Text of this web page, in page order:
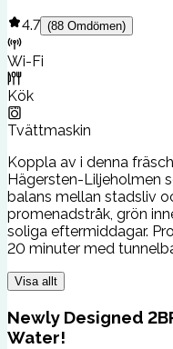
4.7 (88 Omdömen)
Wi-Fi
Kök
Tvättmaskin
Koppla av i denna
Hägersten-Liljeholmen
balans mellan stadsliv
promenadstråk, grön
soliga eftermiddagar.
20 minuter med
Visa allt
Newly Designed
Water!